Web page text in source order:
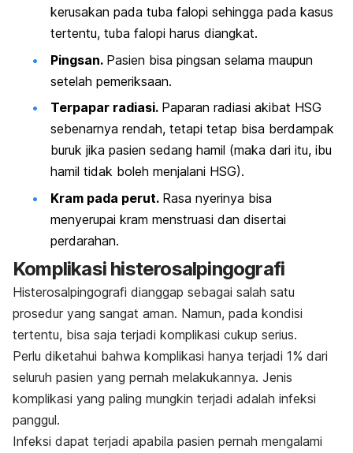
kerusakan pada tuba falopi sehingga pada kasus
tertentu, tuba falopi harus diangkat.
Pingsan. Pasien bisa pingsan selama maupun
setelah pemeriksaan.
Terpapar radiasi. Paparan radiasi akibat HSG
sebenarnya rendah, tetapi tetap bisa berdampak
buruk jika pasien sedang hamil (maka dari itu, ibu
hamil tidak boleh menjalani HSG).
Kram pada perut. Rasa nyerinya bisa
menyerupai kram menstruasi dan disertai
perdarahan.
Komplikasi histerosalpingografi
Histerosalpingografi dianggap sebagai salah satu
prosedur yang sangat aman. Namun, pada kondisi
tertentu, bisa saja terjadi komplikasi cukup serius.
Perlu diketahui bahwa komplikasi hanya terjadi 1% dari
seluruh pasien yang pernah melakukannya. Jenis
komplikasi yang paling mungkin terjadi adalah infeksi
panggul.
Infeksi dapat terjadi apabila pasien pernah mengalami